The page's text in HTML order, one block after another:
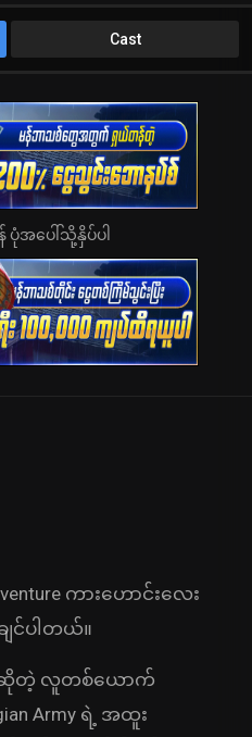
Cast
ပုံအပေါ်သို့နှိပ်ပါ
ကားဟောင်းလေး
င်ပါတယ်။
ဆိုတဲ့ လူတစ်ယောက်
Army ရဲ့ အထူး